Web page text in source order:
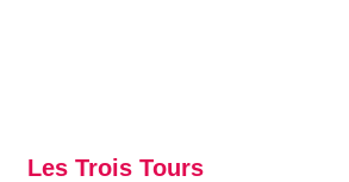
Les Trois Tours